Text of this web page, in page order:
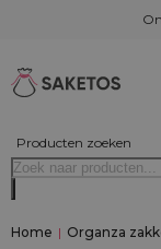
Producten zoeken
Home | Organza